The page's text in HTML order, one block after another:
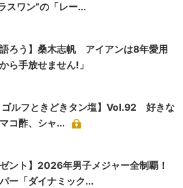
ワン”の「レー...
語ろう】桑木志帆 アイアンは8年愛用
ら手放せません!」
ゴルフときどきタン塩】Vol.92 好きな
コ酢、シャ...
ゼント】2026年男子メジャー全制覇！
ー「ダイナミック...